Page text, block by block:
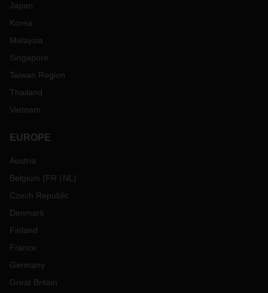
Japan
Korea
Malaysia
Singapore
Taiwan Region
Thailand
Vietnam
EUROPE
Austria
Belgium (FR NL )
Czech Republic
Denmark
Finland
France
Germany
Great Britain